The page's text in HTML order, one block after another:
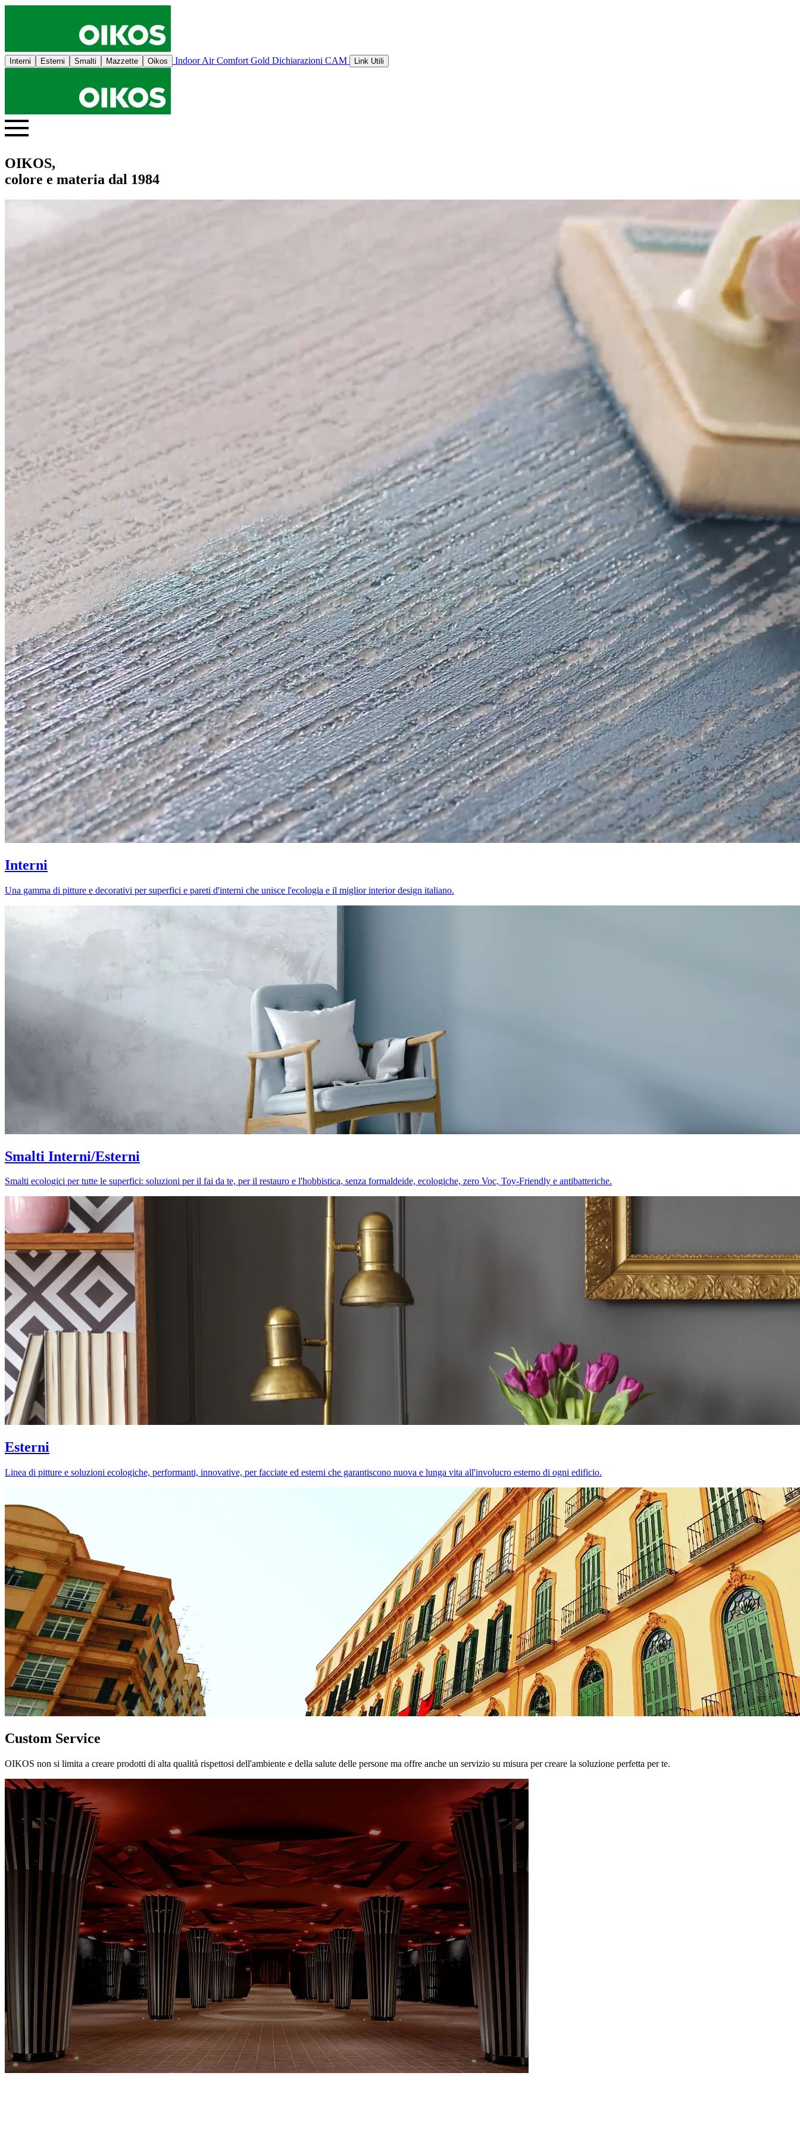
Interni Esterni Smalti Mazzette Oikos Indoor Air Comfort Gold Dichiarazioni CAM Link Utili
OIKOS,
colore e materia dal 1984
Interni
Una gamma di pitture e decorativi per superfici e pareti d'interni che unisce l'ecologia e il miglior interior design italiano.
Smalti Interni/Esterni
Smalti ecologici per tutte le superfici: soluzioni per il fai da te, per il restauro e l'hobbistica, senza formaldeide, ecologiche, zero Voc, Toy-Friendly e antibatteriche.
Esterni
Linea di pitture e soluzioni ecologiche, performanti, innovative, per facciate ed esterni che garantiscono nuova e lunga vita all'involucro esterno di ogni edificio.
Custom Service
OIKOS non si limita a creare prodotti di alta qualità rispettosi dell'ambiente e della salute delle persone ma offre anche un servizio su misura per creare la soluzione perfetta per te.